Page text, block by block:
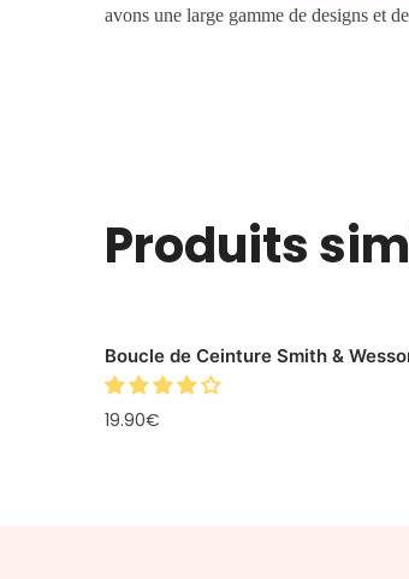
avons une large gamme de designs et
Produits
Boucle de Ceinture Smith &
19.90€